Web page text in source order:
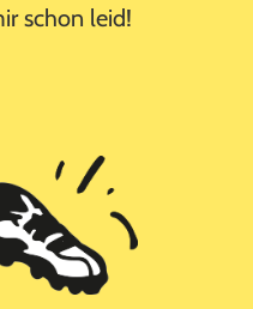
schon leid!